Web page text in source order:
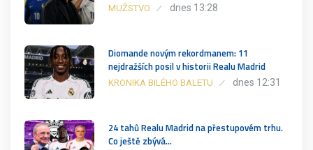
MUŽSTVO dnes 13:28
Diomande novým rekordmanem: 11
nejdražších posil v historii Realu Madrid
KRONIKA BILÉHO BALETU dnes 12:31
24 tahů Realu Madrid na přestupovém trhu.
Co ještě zbývá…